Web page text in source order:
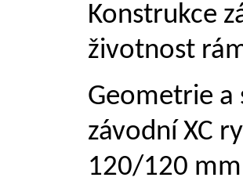
Konstrukce
životnost
Geometrie a
závodní XC
120/120